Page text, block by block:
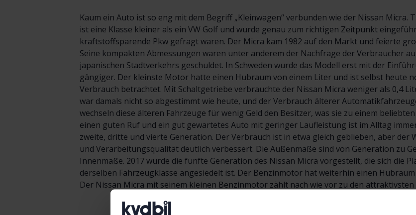
Kaum ein Auto ist so eng mit dem Begriff „Kleinwagen“ verbunden wie der Nissan Micra.
ist eine Klasse kleiner als ein VW Golf und wurde genau zum richtigen Zeitpunkt
kraftstoffsparende Pkw gefragt waren. Der Micra kam 1982 auf den Markt und feierte
Seine kompakten Abmessungen waren unter anderem der Nachfrage der Verbraucher
japanischen Stadtverkehrs geschuldet. In Schweden wurde das Modell erst mit der
gängiger. Der kleinste Motor hatte einen Hubraum von einem Liter und ist selbst heute
Verbrauch betrachtet. Mit Schaltgetriebe verbrauchte der Nissan Micra weniger als 0,4
war damals nicht so abgestimmt wie heute, und der Verbrauch älterer
wechseln diese älteren Fahrzeuge für wenig Geld den Besitzer, was sie zu einem
einen guten Ruf und ein gut gewartetes Auto mit geringer Laufleistung ist im Alltag
zweite, dritte und vierte Generation. Der Verbrauch ist in etwa gleich geblieben, aber der
und Verarbeitungsqualität deutlich verbessert. Die Außenmaße sind von Generation zu
Innenmaße. 2017 wurde die fünfte Generation des Nissan Micra vorgestellt, die sich die
derselben Fahrzeugklasse angesiedelt ist. Der Benzinmotor hat weiterhin einen
Der Nissan Micra mit seinem kleinen Benzinmotor zählt nach wie vor zu den attraktivsten